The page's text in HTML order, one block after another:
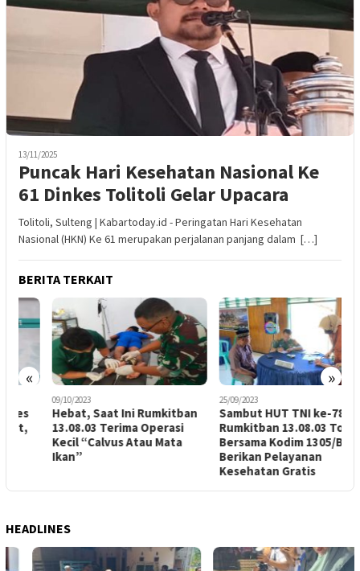
13/11/2025
Puncak Hari Kesehatan Nasional Ke
61 Dinkes Tolitoli Gelar Upacara
Tolitoli, Sulteng | Kabartoday.id - Peringatan Hari Kesehatan
Nasional (HKN) Ke 61 merupakan perjalanan panjang dalam […]
BERITA TERKAIT
« »
09/10/2023
Hebat, Saat Ini Rumkitban
13.08.03 Terima Operasi
Kecil “Calvus Atau Mata
25/09/2023
Sambut HUT TNI ke-78,
Rumkitban 13.08.03 Tolitoli
Bersama Kodim 1305/BT
Berikan Pelayanan
Kesehatan Gratis
HEADLINES